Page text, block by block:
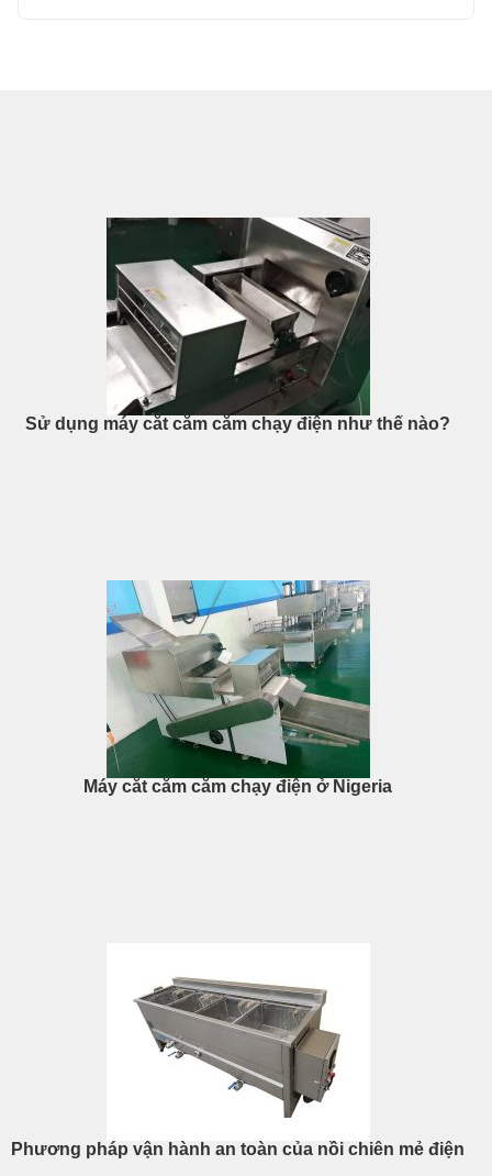
Sử dụng máy cắt cằm cằm chạy điện như thế nào?
Máy cắt cằm cằm chạy điện ở Nigeria
Phương pháp vận hành an toàn của nồi chiên mẻ điện